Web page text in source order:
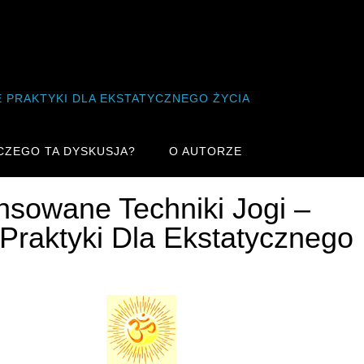
DLA EKSTATYCZNEGO ŻYCIA
TA DYSKUSJA? O AUTORZE
Techniki Jogi –
Dla Ekstatycznego